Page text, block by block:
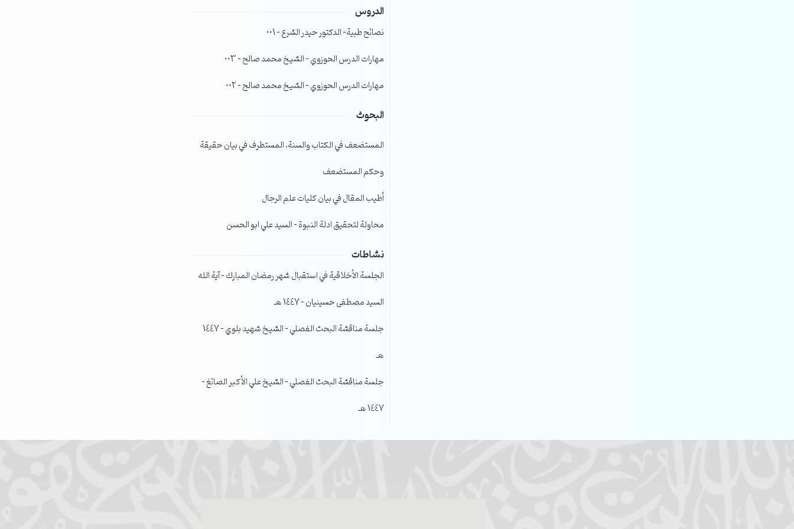
الصوت.الدروس
نصائح طبية- الدكتور حيدر الشرع – 001
مهارات الدرس الحوزوي – الشيخ محمد صالح – 003
مهارات الدرس الحوزوي – الشيخ محمد صالح – 002
البحوث
المستضعف في الكتاب والسنة، المستطرف في بيان حقيقة
وحكم المستضعف
أطيب المقال في بيان كليات علم الرجال
محاولة لتحقيق ادلة النبوة – السيد علي ابو الحسن
نشاطات
الجلسة الأخلاقية في استقبال شهر رمضان المبارك – آية الله
السيد مصطفى حسينيان – 1447 هـ
جلسة مناقشة البحث الفصلي – الشيخ شهيد بلوي – 1447
هـ
جلسة مناقشة البحث الفصلي – الشيخ علي الأكبر الصائغ –
1447 هـ